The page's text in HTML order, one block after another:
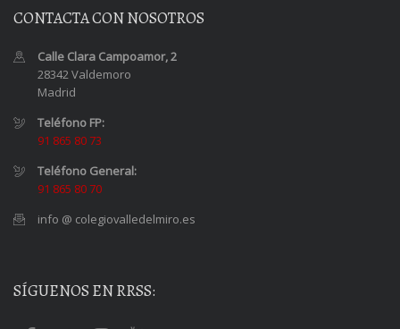
CONTACTA CON NOSOTROS
Calle Clara Campoamor, 2
28342 Valdemoro
Madrid
Teléfono FP:
91 865 80 73
Teléfono General:
91 865 80 70
info @ colegiovalledelmiro.es
SÍGUENOS EN RRSS: